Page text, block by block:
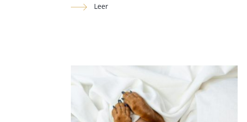
Leer